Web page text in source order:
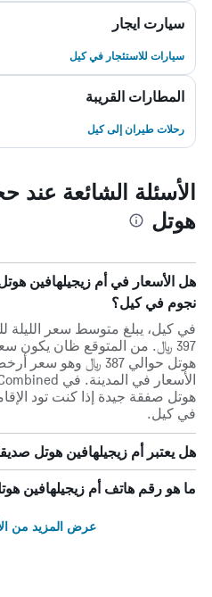
سيارت ايجار
سيارات للاستئجار في كيل
المطارات القريبة
رحلات طيران إلى كيل
الأسئلة الشائعة عند
هوتل
نجوم في كيل؟
397 ﷼. من المتوقع ظان يكون
في كيل.
هل يعتبر أم زيجيلهافين هوتل
ما هو رقم هاتف أم زيجيلهافين
عرض المزيد من